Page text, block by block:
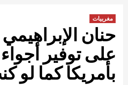
مغربيات
حنان
على توفير أجواء
بأمريكا كما لو